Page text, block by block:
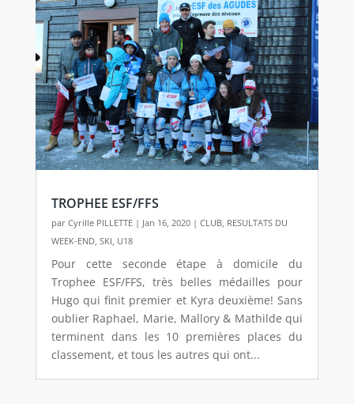
TROPHEE ESF/FFS
par Cyrille PILLETTE| Jan 16, 2020| CLUB, RESULTATS DU
WEEK-END, SKI U18
Pour cette seconde étape à domicile du
Trophee ESF/FFS, très belles médailles pour
Hugo qui finit premier et Kyra deuxième! Sans
oublier Raphael, Marie, Mallory & Mathilde qui
terminent dans les 10 premières places du
classement, et tous les autres qui ont...